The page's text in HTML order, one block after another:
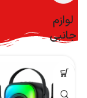
لوازم
جانبی